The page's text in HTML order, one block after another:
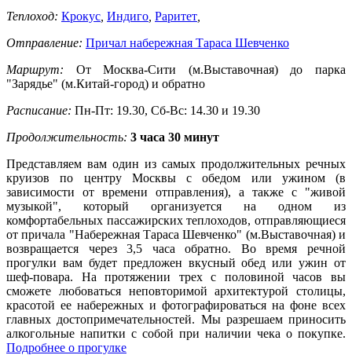
Теплоход: Крокус Индиго Раритет
Отправление: Причал набережная Тараса Шевченко
Маршрут:
От Москва-Сити (м.Выставочная) до парка
"Зарядье" (м.Китай-город) и обратно
Расписание: Пн-Пт: 19.30, Сб-Вс: 14.30 и 19.30
Продолжительность: 3 часа 30 минут
Представляем вам один из самых продолжительных речных
круизов по центру Москвы с обедом или ужином (в
зависимости от времени отправления), а также с "живой
музыкой", который организуется на одном из
комфортабельных пассажирских теплоходов, отправляющиеся
от причала "Набережная Тараса Шевченко" (м.Выставочная) и
возвращается через 3,5 часа обратно. Во время речной
прогулки вам будет предложен вкусный обед или ужин от
шеф-повара. На протяжении трех с половиной часов вы
сможете любоваться неповторимой архитектурой столицы,
красотой ее набережных и фотографироваться на фоне всех
главных достопримечательностей. Мы разрешаем приносить
алкогольные напитки с собой при наличии чека о покупке.
Подробнее о прогулке